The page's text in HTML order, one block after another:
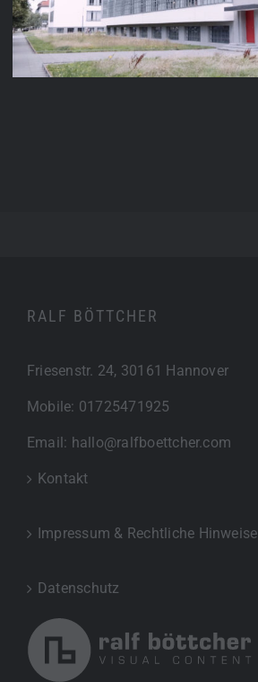
RALF BÖTTCHER
Friesenstr. 24, 30161 Hannover
Mobile: 01725471925
Email: hallo@ralfboettcher.com
Kontakt
Impressum & Rechtliche Hinweise
Datenschutz